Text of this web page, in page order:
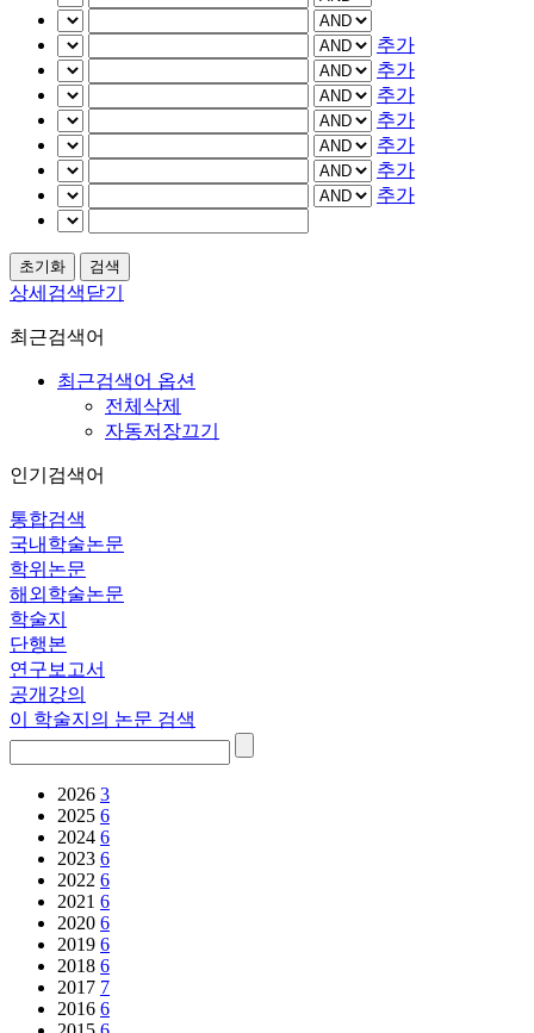
추가
추가
추가
추가
추가
추가
추가
상세검색닫기
최근검색어
최근검색어 옵션
전체삭제
자동저장끄기
인기검색어
통합검색
국내학술논문
학위논문
해외학술논문
학술지
단행본
연구보고서
공개강의
이 학술지의 논문 검색
2026 3
2025 6
2024 6
2023 6
2022 6
2021 6
2020 6
2019 6
2018 6
2017 7
2016 6